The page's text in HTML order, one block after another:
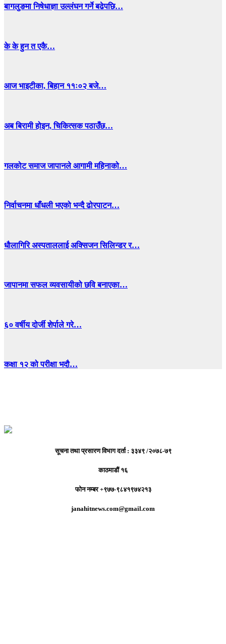
बागलुङमा निषेधाज्ञा उल्लंघन गर्ने बढेपछि…
के के हुन त एकै…
आज भाइटीका, बिहान ११ः०२ बजे…
अब बिरामी होइन, चिकित्सक पठाउँछ…
गलकोट समाज जापानले आगामी महिनाको…
निर्वाचनमा धाँधली भएको भन्दै ढोरपाटन…
धाैलागिरि अस्पताललाई अक्सिजन सिलिन्डर र…
जापानमा सफल व्यवसायीको छवि बनाएका…
६० वर्षीय दोर्जी शेर्पाले गरे…
कक्षा १२ को परीक्षा भदौ…
सूचना तथा प्रसारण विभाग दर्ता : ३३४९ /२०७८-७९
काठमाडौं १६
फोन नम्बर +९७७-९८४१९७४२१३
janahitnews.com@gmail.com